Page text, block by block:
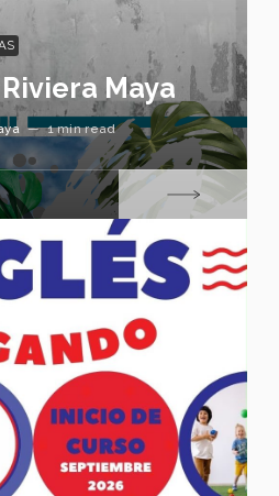
Maya
— 1 min read